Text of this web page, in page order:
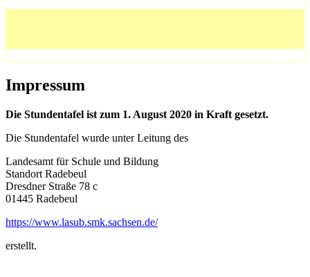
Impressum
Die Stundentafel ist zum 1. August 2020 in Kraft gesetzt.
Die Stundentafel wurde unter Leitung des
Landesamt für Schule und Bildung
Standort Radebeul
Dresdner Straße 78 c
01445 Radebeul
https://www.lasub.smk.sachsen.de/
erstellt.